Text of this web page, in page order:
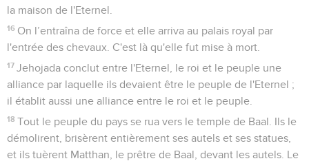
la maison de l'Eternel.
16 On l’entraîna de force et elle arriva au palais royal par
l'entrée des chevaux. C'est là qu'elle fut mise à mort.
17 Jehojada conclut entre l'Eternel, le roi et le peuple une
alliance par laquelle ils devaient être le peuple de l'Eternel ;
il établit aussi une alliance entre le roi et le peuple.
18 Tout le peuple du pays se rua vers le temple de Baal. Ils le
démolirent, brisèrent entièrement ses autels et ses statues,
et ils tuèrent Matthan, le prêtre de Baal, devant les autels. Le